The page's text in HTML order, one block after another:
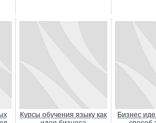
Курсы обучения языку как
Бизнес